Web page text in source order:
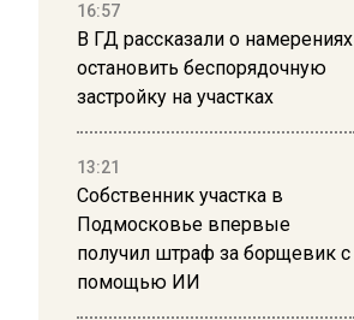
16:57
В ГД рассказали о намерениях
остановить беспорядочную
застройку на участках
13:21
Собственник участка в
Подмосковье впервые
получил штраф за борщевик с
помощью ИИ